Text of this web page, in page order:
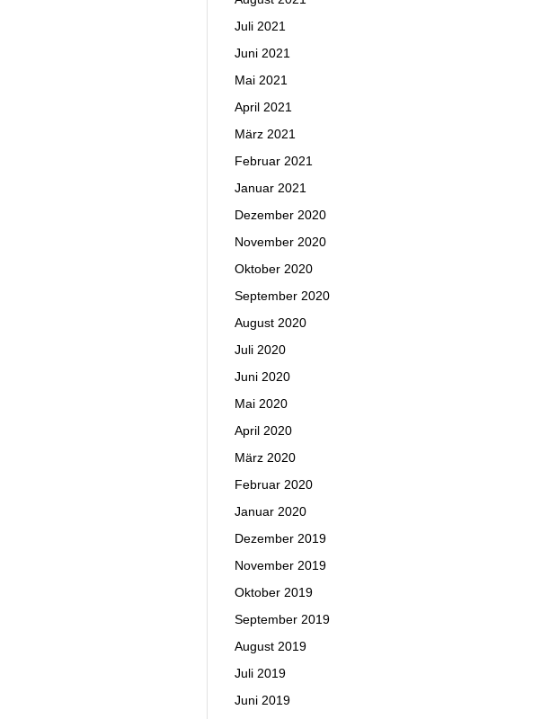
Juli 2021
Juni 2021
Mai 2021
April 2021
März 2021
Februar 2021
Januar 2021
Dezember 2020
November 2020
Oktober 2020
September 2020
August 2020
Juli 2020
Juni 2020
Mai 2020
April 2020
März 2020
Februar 2020
Januar 2020
Dezember 2019
November 2019
Oktober 2019
September 2019
August 2019
Juli 2019
Juni 2019